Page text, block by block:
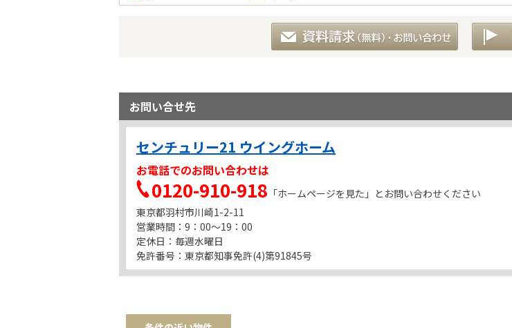
お問い合せ先
センチュリー21 ウイングホーム
お電話でのお問い合わせは
0120-910-918 「ホームページを見た」とお問い合わせください
東京都羽村市川崎1-2-11
営業時間：9：00～19：00
定休日：毎週水曜日
免許番号：東京都知事免許(4)第91845号